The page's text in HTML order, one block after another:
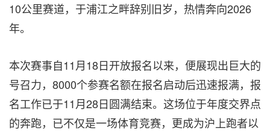
10公里赛道，于浦江之畔辞别旧岁，热情奔向2026
年。
本次赛事自11月18日开放报名以来，便展现出巨大的
号召力，8000个参赛名额在报名启动后迅速报满，报
名工作已于11月28日圆满结束。这场位于年度交界点
的奔跑，已不仅是一场体育竞赛，更成为沪上跑者以